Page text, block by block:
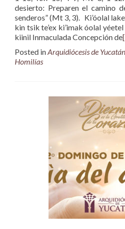
desierto: Preparen el camino
senderos” (Mt 3, 3). Ki’óolal
kin tsik te’ex ki’imak óolal yéetel
kiinil Inmaculada Concepción de
Posted inArquidiócesis de Yucatán
Homilías